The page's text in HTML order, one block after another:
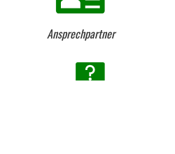
Ansprechpartner